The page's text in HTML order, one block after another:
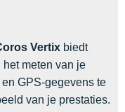
Vertix biedt
meten van je
GPS-gegevens te
van je prestaties.